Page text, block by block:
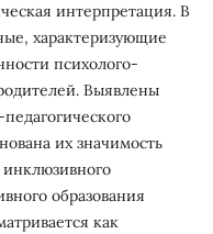
интерпретация. В
характеризующие
психологo-
Выявлены
их значимость
образования
как